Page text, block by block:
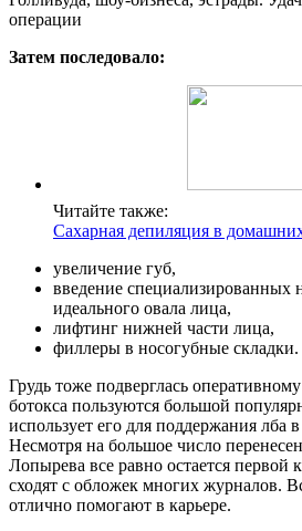
Затем последовало:
Читайте также:
Сахарная депиляция в
увеличение губ,
введение специализированных
идеального овала лица,
лифтинг нижней части лица,
филлеры в носогубные складки.
Грудь тоже подверглась
ботокса пользуются большой
использует его для поддержания лба
Несмотря на большое число
Лопырева все равно остается первой
сходят с обложек многих журналов.
отлично помогают в карьере.